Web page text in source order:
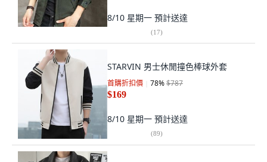
8/10 星期一 預計送達
(17)
STARVIN 男士休閒撞色棒球外套
首購折扣價 78%$787
$169
8/10 星期一 預計送達
(89)